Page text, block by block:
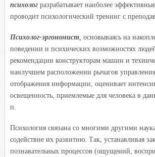
психолог разрабатывает наиболее
проводит психологический тренинг с
Психолог-эргономист основываясь на
поведении и психических возможностях
рекомендации конструкторам машин и
наилучшем расположении рычагов
отображения информации, оценивает
освещенность, приемлемые для человека в
п.
Психология связана со многими другими
содействие их развитию. Так, устанавливая
познавательных процессов (ощущений,